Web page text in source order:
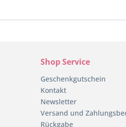
Shop Service
Geschenkgutschein
Kontakt
Newsletter
Versand und
Rückgabe